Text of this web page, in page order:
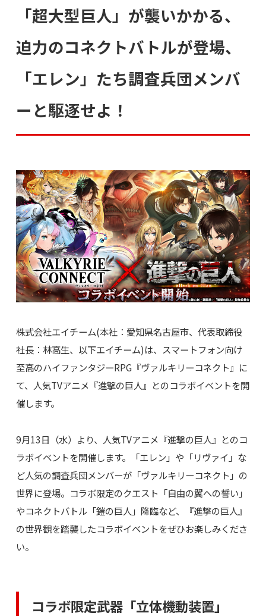
「超大型巨人」が襲いかかる、
迫力のコネクトバトルが登場、
「エレン」たち調査兵団メンバ
ーと駆逐せよ！
株式会社エイチーム(本社：愛知県名古屋市、代表取締役
社長：林高生、以下エイチーム)は、スマートフォン向け
至高のハイファンタジーRPG『ヴァルキリーコネクト』に
て、人気TVアニメ『進撃の巨人』とのコラボイベントを開
催します。
9月13日（水）より、人気TVアニメ『進撃の巨人』とのコ
ラボイベントを開催します。「エレン」や「リヴァイ」な
ど人気の調査兵団メンバーが「ヴァルキリーコネクト」の
世界に登場。コラボ限定のクエスト「自由の翼への誓い」
やコネクトバトル「鎧の巨人」降臨など、『進撃の巨人』
の世界観を踏襲したコラボイベントをぜひお楽しみくださ
い。
コラボ限定武器「立体機動装置」